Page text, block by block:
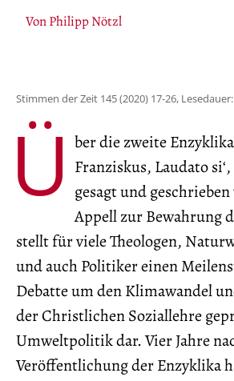
VonPhilipp Nötzl
Stimmen der Zeit 145 (2020) 17-26,
Ü ber die zweite
Franziskus, Laudato
gesagt und
Appell zur Bewahrung
stellt für viele Theologen,
und auch Politiker einen
Debatte um den Klimawandel
der Christlichen Soziallehre
Umweltpolitik dar. Vier Jahre
Veröffentlichung der Enzyklika